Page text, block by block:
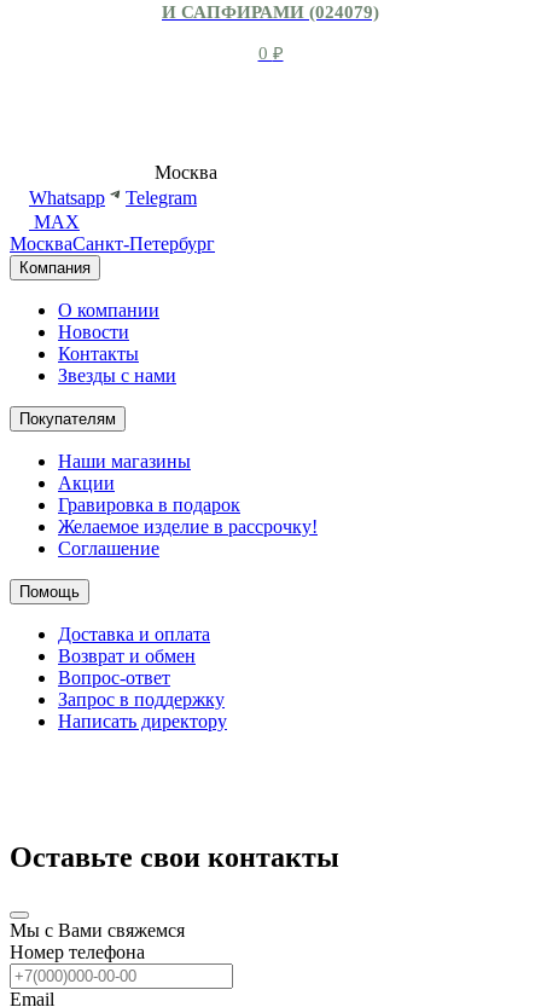
И САПФИРАМИ (024079)
0 ₽
Москва
Whatsapp
Telegram
MAX
МоскваСанкт-Петербург
Компания
О компании
Новости
Контакты
Звезды с нами
Покупателям
Наши магазины
Акции
Гравировка в подарок
Желаемое изделие в рассрочку!
Соглашение
Помощь
Доставка и оплата
Возврат и обмен
Вопрос-ответ
Запрос в поддержку
Написать директору
Оставьте свои контакты
Мы с Вами свяжемся
Номер телефона
Email